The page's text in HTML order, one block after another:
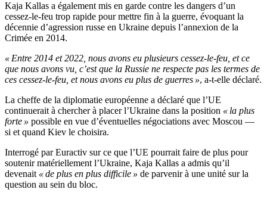
Kaja Kallas a également mis en garde contre les dangers d’un
cessez-le-feu trop rapide pour mettre fin à la guerre, évoquant la
décennie d’agression russe en Ukraine depuis l’annexion de la
Crimée en 2014.
« Entre 2014 et 2022, nous avons eu plusieurs cessez-le-feu, et ce
que nous avons vu, c’est que la Russie ne respecte pas les termes de
ces cessez-le-feu, et nous avons eu plus de guerres », a-t-elle déclaré.
La cheffe de la diplomatie européenne a déclaré que l’UE
continuerait à chercher à placer l’Ukraine dans la position « la plus
forte » possible en vue d’éventuelles négociations avec Moscou —
si et quand Kiev le choisira.
Interrogé par Euractiv sur ce que l’UE pourrait faire de plus pour
soutenir matériellement l’Ukraine, Kaja Kallas a admis qu’il
devenait « de plus en plus difficile » de parvenir à une unité sur la
question au sein du bloc.